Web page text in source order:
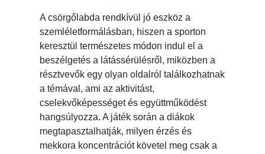
A csörgőlabda rendkívül jó eszköz a
szemléletformálásban, hiszen a sporton
keresztül természetes módon indul el a
beszélgetés a látássérülésről, miközben a
résztvevők egy olyan oldalról találkozhatnak
a témával, ami az aktivitást,
cselekvőképességet és együttműködést
hangsúlyozza. A játék során a diákok
megtapasztalhatják, milyen érzés és
mekkora koncentrációt követel meg csak a